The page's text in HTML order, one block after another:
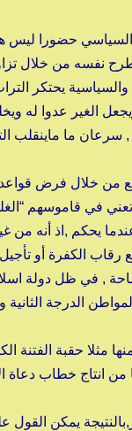
السياسي حضورا ليس
نفسه من خلال
والسياسية يحتكر
عدوا له ويخلق
ما ماينقلب
من خلال فرض قواعد
تعني في قاموسهم
يحكم ,اذ أنه
رقاب الكفرة أو
, في ظل دولة
الدرجة الثانية
مثلا حقبة الفتنة
انتاج خطاب دعاة
يمكن القول